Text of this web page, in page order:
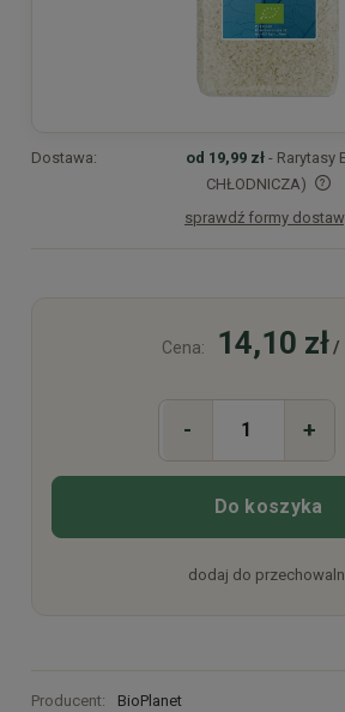
Dostawa: od 19,99 zł - Rarytasy
CHŁODNICZA)
Cena nie zawiera ewentualnych kosztów
sprawdź formy
Cena: 14,10 zł/
- +
Do koszyka
dodaj do
Producent: BioPlanet